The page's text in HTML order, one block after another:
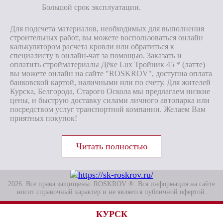
Большой срок эксплуатации.
Для подсчета материалов, необходимых для выполнения
строительных работ, вы можете воспользоваться онлайн
калькулятором расчета кровли или обратиться к
специалисту в онлайн-чат за помощью. Заказать и
оплатить стройматериалы Дёке Lux Тройник 45 * (латте)
вы можете онлайн на сайте "ROSKROV", доступна оплата
банковской картой, наличными или по счету. Для жителей
Курска, Белгорода, Старого Оскола мы предлагаем низкие
цены, и быструю доставку силами личного автопарка или
посредством услуг транспортной компании. Желаем Вам
приятных покупок!
2026. Все права защищены. ROSKROV ®. Вся информация на сайте
носит справочный характер и не является публичной офертой.
КУРСК